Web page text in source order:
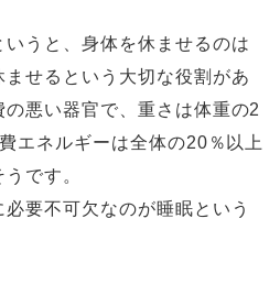
うと、身体を休ませるのは
せるという大切な役割があ
悪い器官で、重さは体重の2
エネルギーは全体の20％以上
です。
要不可欠なのが睡眠という